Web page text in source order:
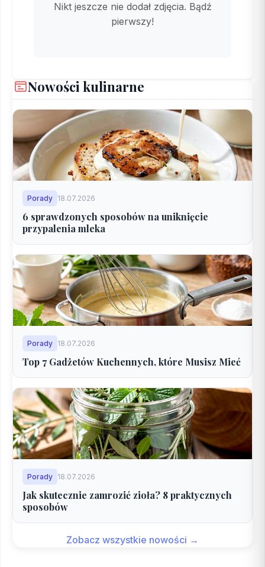
Nikt jeszcze nie dodał zdjęcia. Bądź
pierwszy!
Nowości kulinarne
Porady 18.07.2026
6 sprawdzonych sposobów na uniknięcie
przypalenia mleka
Porady 18.07.2026
Top 7 Gadżetów Kuchennych, które Musisz Mieć
Porady 18.07.2026
Jak skutecznie zamrozić zioła? 8 praktycznych
sposobów
Zobacz wszystkie nowości →